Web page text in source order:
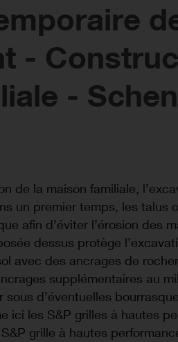
-
-
de la maison familiale,
un premier temps, les talus
afin d’éviter l’érosion des
dessus protège
avec des ancrages de
supplémentaires au
d’éventuelles
ici les S&P grilles à hautes
grille à hautes